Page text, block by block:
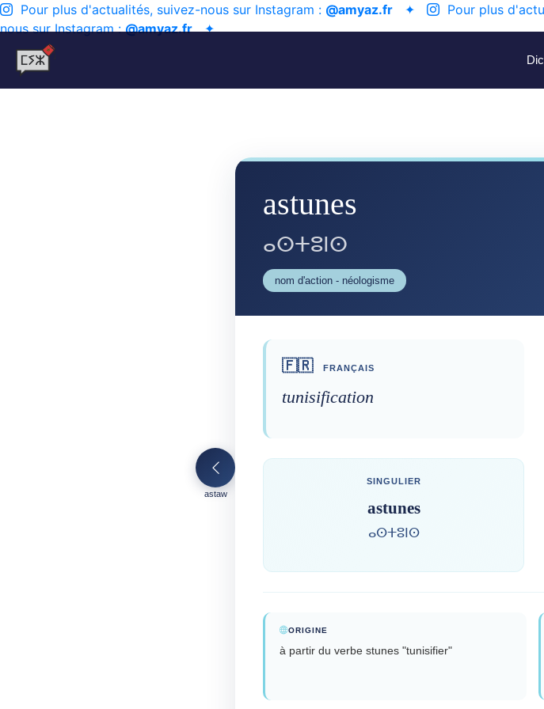
Pour plus d'actualités, suivez-nous sur Instagram : @amyaz.fr ✦ Pour plus
nous sur Instagram :@amyaz.fr✦
astaw
astunes
ⴰⵙⵜⵓⵏⵙ
nom d'action - néologisme
🇫🇷 FRANÇAIS
tunisification
SINGULIER
astunes
ⴰⵙⵜⵓⵏⵙ
ORIGINE
à partir du verbe stunes "tunisifier"